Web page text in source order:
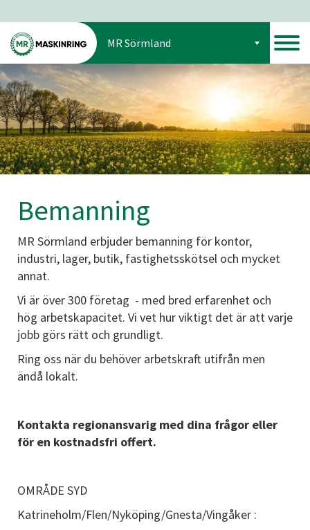
MR Sörmland
Bemanning
MR Sörmland erbjuder bemanning för kontor,
industri, lager, butik, fastighetsskötsel och mycket
annat.
Vi är över 300 företag - med bred erfarenhet och
hög arbetskapacitet. Vi vet hur viktigt det är att varje
jobb görs rätt och grundligt.
Ring oss när du behöver arbetskraft utifrån men
ändå lokalt.
Kontakta regionansvarig med dina frågor eller
för en kostnadsfri offert.
OMRÅDE SYD
Katrineholm/Flen/Nyköping/Gnesta/Vingåker :